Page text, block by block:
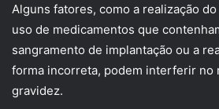
Alguns fatores, como a realização
uso de medicamentos que
sangramento de implantação ou a
forma incorreta, podem interferir no
gravidez.